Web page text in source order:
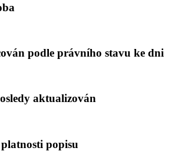
podle právního stavu ke dni
aktualizován
popisu